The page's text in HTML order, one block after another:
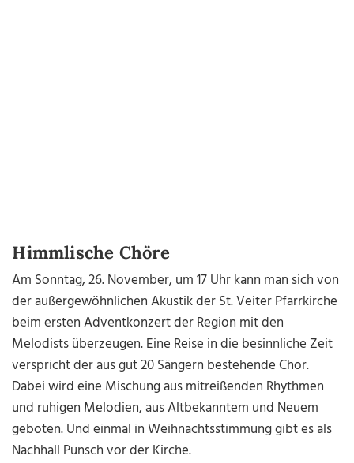
Himmlische Chöre
Am Sonntag, 26. November, um 17 Uhr kann man sich von
der außergewöhnlichen Akustik der St. Veiter Pfarrkirche
beim ersten Adventkonzert der Region mit den
Melodists überzeugen. Eine Reise in die besinnliche Zeit
verspricht der aus gut 20 Sängern bestehende Chor.
Dabei wird eine Mischung aus mitreißenden Rhythmen
und ruhigen Melodien, aus Altbekanntem und Neuem
geboten. Und einmal in Weihnachtsstimmung gibt es als
Nachhall Punsch vor der Kirche.